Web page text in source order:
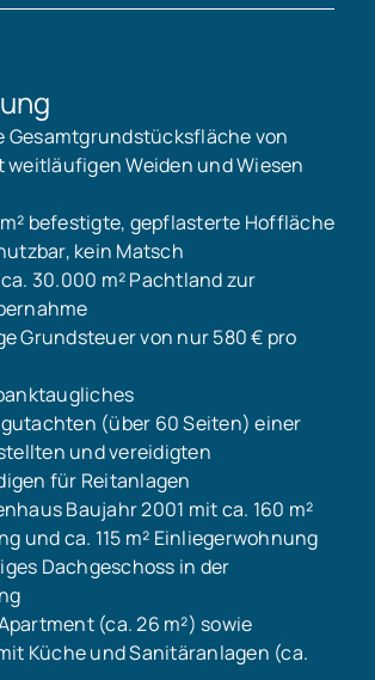
Gesamtgrundstücksfläche von
weitläufigen Weiden und Wiesen
m² befestigte, gepflasterte Hoffläche
kein Matsch
30.000 m² Pachtland zur
Grundsteuer von nur 580 € pro
(über 60 Seiten) einer
und vereidigten
für Reitanlagen
Baujahr 2001 mit ca. 160 m²
und ca. 115 m² Einliegerwohnung
Dachgeschoss in der
(ca. 26 m²) sowie
Küche und Sanitäranlagen (ca.